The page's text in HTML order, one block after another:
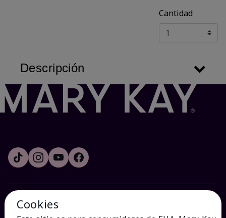
Cantidad
Descripción
¿CÓMO PODEMOS AYUDAR?
Cookies